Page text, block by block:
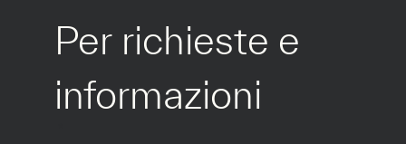
Per richieste e
informazioni